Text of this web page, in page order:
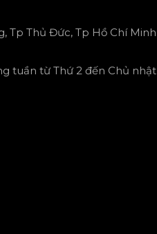
Tp Thủ Đức, Tp Hồ Chí Minh
tuần từ Thứ 2 đến Chủ nhật